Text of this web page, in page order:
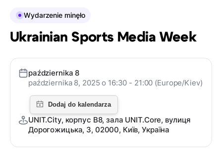
Wydarzenie minęło
Ukrainian Sports Media Week
października 8
października 8, 2025 o 16:30 - 21:00 (Europe/Kiev)
UNIT.City, корпус В8, зала UNIT.Core, вулиця
Дорогожицька, 3, 02000, Київ, Україна